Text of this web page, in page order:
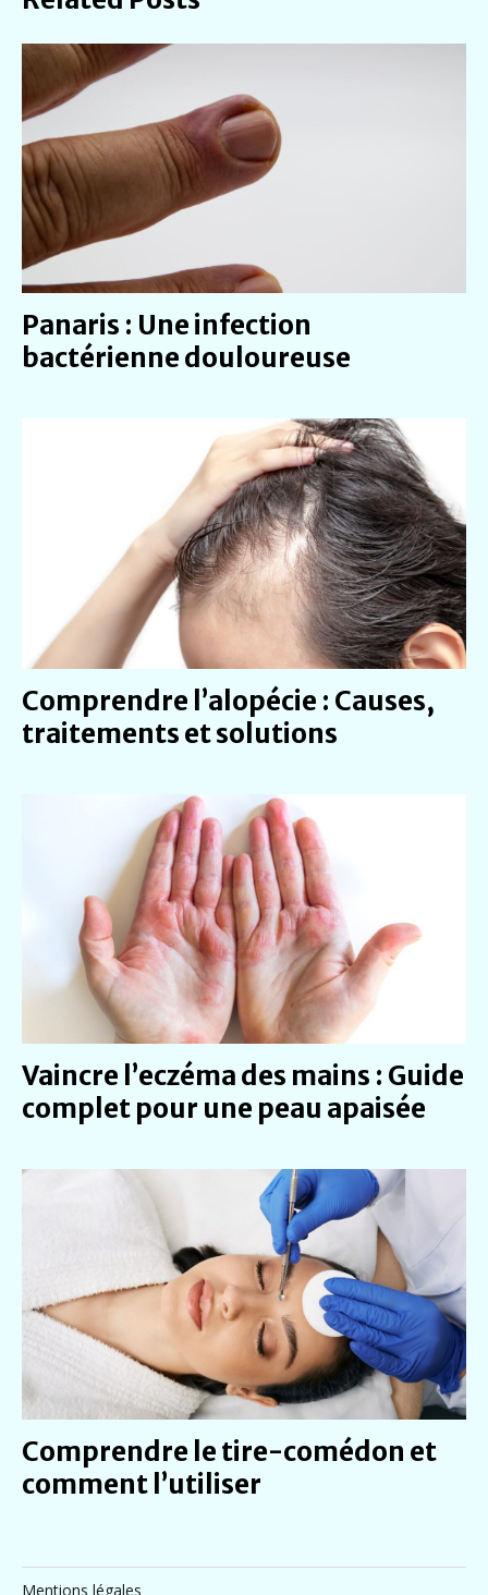
Panaris : Une infection
bactérienne douloureuse
Comprendre l’alopécie : Causes,
traitements et solutions
Vaincre l’eczéma des mains : Guide
complet pour une peau apaisée
Comprendre le tire-comédon et
comment l’utiliser
Mentions légales